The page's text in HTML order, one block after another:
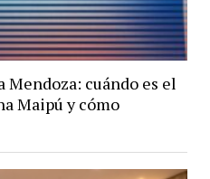
Mendoza: cuándo es el
Maipú y cómo